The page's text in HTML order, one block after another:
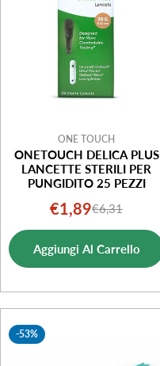
ONE TOUCH
ONETOUCH DELICA PLUS
LANCETTE STERILI PER
PUNGIDITO 25 PEZZI
Prezzo
di
vendita
€1,89Prezzo
normale
€6,31
Aggiungi Al Carrello
-53%